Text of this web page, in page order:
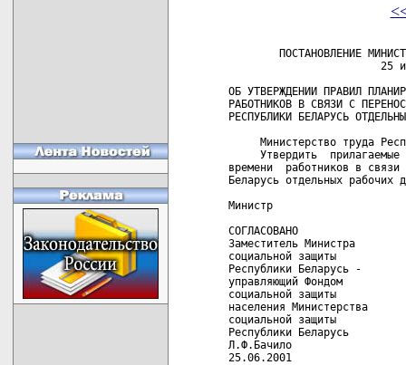
ПОСТАНОВЛЕНИЕ
25
ОБ УТВЕРЖДЕНИИ ПРАВИЛ
РАБОТНИКОВ В СВЯЗИ С
РЕСПУБЛИКИ БЕЛАРУСЬ
Министерство труда
Утвердить  прилагаемые
времени  работников в связи
Беларусь отдельных рабочих
Министр
СОГЛАСОВАНО
Заместитель Министра
социальной защиты
Республики Беларусь -
управляющий Фондом
социальной защиты
населения Министерства
социальной защиты
Республики Беларусь
Л.Ф.Бачило
25.06.2001